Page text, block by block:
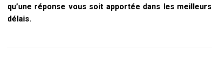
qu’une réponse vous soit apportée dans les meilleurs
délais.